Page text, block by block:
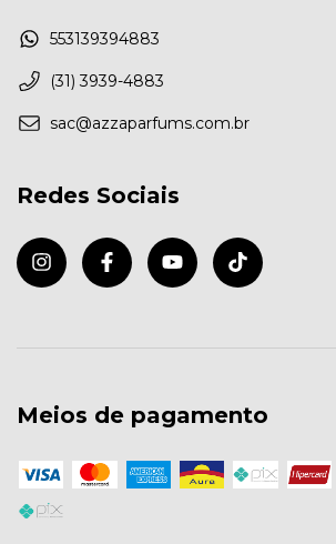
553139394883
(31) 3939-4883
sac@azzaparfums.com.br
Redes Sociais
Meios de pagamento